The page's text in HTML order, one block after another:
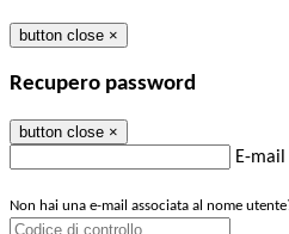
button close ×
Recupero password
button close ×
E-mail
Non hai una e-mail associata al nome